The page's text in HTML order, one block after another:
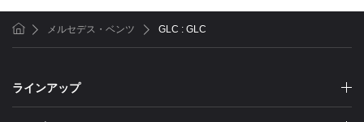
ホームメルセデス・ベンツ GLC : GLC
ラインアップ